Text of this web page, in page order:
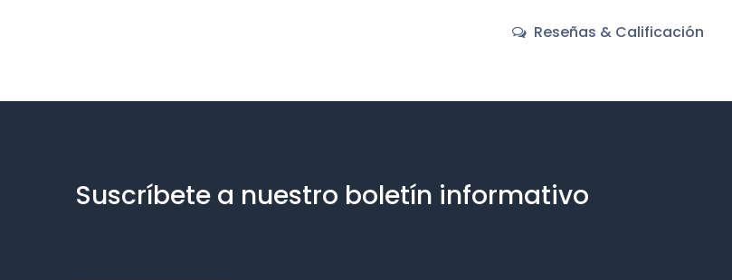
Reseñas & Calificación
Suscríbete a nuestro boletín informativo